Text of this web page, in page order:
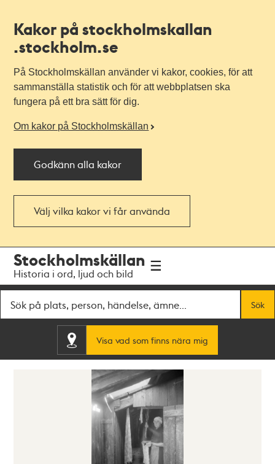
Kakor på stockholmskallan
.stockholm.se
På Stockholmskällan använder vi kakor, cookies, för att
sammanställa statistik och för att webbplatsen ska
fungera på ett bra sätt för dig.
Om kakor på Stockholmskällan
Godkänn alla kakor
Välj vilka kakor vi får använda
navigationen
huvudinnehållet
Stockholmskällan
Historia i ord, ljud och bild
Sök
Visa vad som finns nära mig